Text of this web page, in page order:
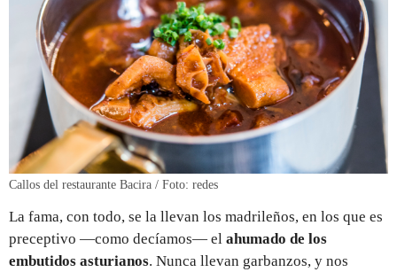
Callos del restaurante Bacira / Foto: redes
La fama, con todo, se la llevan los madrileños, en los que es
preceptivo —como decíamos— el ahumado de los
embutidos asturianos. Nunca llevan garbanzos, y nos